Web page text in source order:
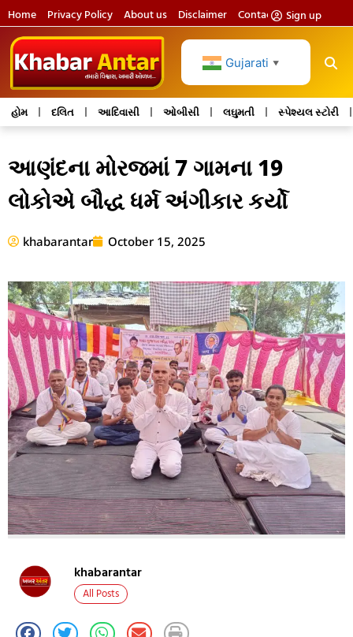
Home Privacy Policy About us Disclaimer Contact usSign up
Gujarati ▼
હોમ દલિત આદિવાસી ઓબીસી લઘુમતી સ્પેશ્યલ સ્ટોરી
આણંદના મોરજમાં 7 ગામના 19
લોકોએ બૌદ્ધ ધર્મ અંગીકાર કર્યો
khabarantar October 15, 2025
khabarantar
All Posts